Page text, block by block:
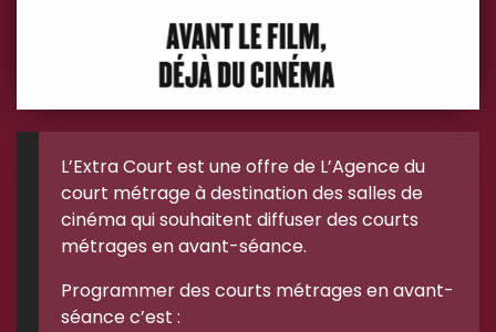
L’Extra Court est une offre de L’Agence du
court métrage à destination des salles de
cinéma qui souhaitent diffuser des courts
métrages en avant-séance.
Programmer des courts métrages en avant-
séance c’est :